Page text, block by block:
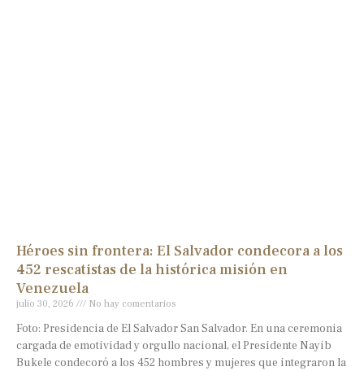
Héroes sin frontera: El Salvador condecora a los
452 rescatistas de la histórica misión en
Venezuela
julio 30, 2026 No hay comentarios
Foto: Presidencia de El Salvador San Salvador. En una ceremonia
cargada de emotividad y orgullo nacional, el Presidente Nayib
Bukele condecoró a los 452 hombres y mujeres que integraron la